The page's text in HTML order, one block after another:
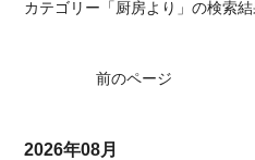
カテゴリー「厨房より」の検索
前のページ
2026年08月